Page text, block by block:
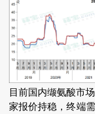
目前国内缬氨酸市
家报价持稳，终端